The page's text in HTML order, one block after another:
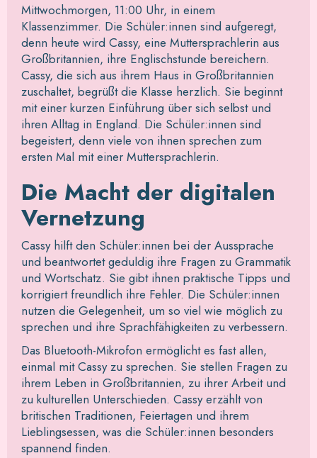
Mittwochmorgen, 11:00 Uhr, in einem
Klassenzimmer. Die Schüler:innen sind aufgeregt,
denn heute wird Cassy, eine Muttersprachlerin aus
Großbritannien, ihre Englischstunde bereichern.
Cassy, die sich aus ihrem Haus in Großbritannien
zuschaltet, begrüßt die Klasse herzlich. Sie beginnt
mit einer kurzen Einführung über sich selbst und
ihren Alltag in England. Die Schüler:innen sind
begeistert, denn viele von ihnen sprechen zum
ersten Mal mit einer Muttersprachlerin.
Die Macht der digitalen
Vernetzung
Cassy hilft den Schüler:innen bei der Aussprache
und beantwortet geduldig ihre Fragen zu Grammatik
und Wortschatz. Sie gibt ihnen praktische Tipps und
korrigiert freundlich ihre Fehler. Die Schüler:innen
nutzen die Gelegenheit, um so viel wie möglich zu
sprechen und ihre Sprachfähigkeiten zu verbessern.
Das Bluetooth-Mikrofon ermöglicht es fast allen,
einmal mit Cassy zu sprechen. Sie stellen Fragen zu
ihrem Leben in Großbritannien, zu ihrer Arbeit und
zu kulturellen Unterschieden. Cassy erzählt von
britischen Traditionen, Feiertagen und ihrem
Lieblingsessen, was die Schüler:innen besonders
spannend finden.